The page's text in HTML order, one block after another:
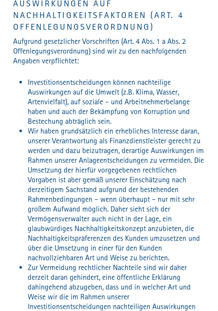
AUSWIRKUNGEN AUF
NACHHALTIGKEITSFAKTOREN (ART. 4
OFFENLEGUNGSVERORDNUNG)
Aufgrund gesetzlicher Vorschriften (Art. 4 Abs. 1 a Abs. 2
Offenlegungsverordnung) sind wir zu den nachfolgenden
Angaben verpflichtet:
Investitionsentscheidungen können nachteilige
Auswirkungen auf die Umwelt (z.B. Klima, Wasser,
Artenvielfalt), auf soziale – und Arbeitnehmerbelange
haben und auch der Bekämpfung von Korruption und
Bestechung abträglich sein.
Wir haben grundsätzlich ein erhebliches Interesse daran,
unserer Verantwortung als Finanzdienstleister gerecht zu
werden und dazu beizutragen, derartige Auswirkungen im
Rahmen unserer Anlageentscheidungen zu vermeiden. Die
Umsetzung der hierfür vorgegebenen rechtlichen
Vorgaben ist aber gemäß unserer Einschätzung nach
derzeitigem Sachstand aufgrund der bestehenden
Rahmenbedingungen – wenn überhaupt – nur mit sehr
großem Aufwand möglich. Daher sieht sich der
Vermögensverwalter auch nicht in der Lage, ein
glaubwürdiges Nachhaltigkeitskonzept anzubieten, die
Nachhaltigkeitspräferenzen des Kunden umzusetzen und
über die Umsetzung in einer für den Kunden
nachvollziehbaren Art und Weise zu berichten.
Zur Vermeidung rechtlicher Nachteile sind wir daher
derzeit daran gehindert, eine öffentliche Erklärung
dahingehend abzugeben, dass und in welcher Art und
Weise wir die im Rahmen unserer
Investitionsentscheidungen nachteiligen Auswirkungen